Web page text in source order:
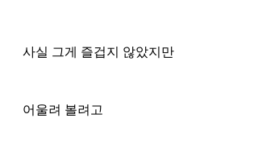
사실 그게 즐겁지 않았지만
어울려 볼려고